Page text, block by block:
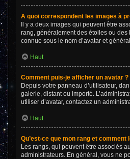
A quoi correspondent les images à
Il y a deux images qui peuvent être
rang, généralement des étoiles ou
connue sous le nom d’avatar et
Haut
Comment puis-je afficher un avatar ?
Depuis votre panneau d’utilisateur,
galerie, distant ou importé.
utiliser d’avatar, contactez un
Haut
Qu’est-ce que mon rang et comment
Les rangs, qui peuvent être associés
administrateurs. En général, vous ne